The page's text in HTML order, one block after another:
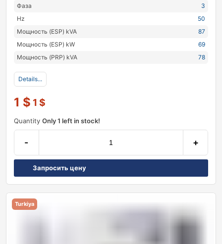
Фаза
3
Hz
50
Мощность (ESP) kVA
87
Мощность (ESP) kW
69
Мощность (PRP) kVA
78
Details...
1 $ 1 $
Quantity Only 1 left in stock!
- +
Запросить цену
Turkiya